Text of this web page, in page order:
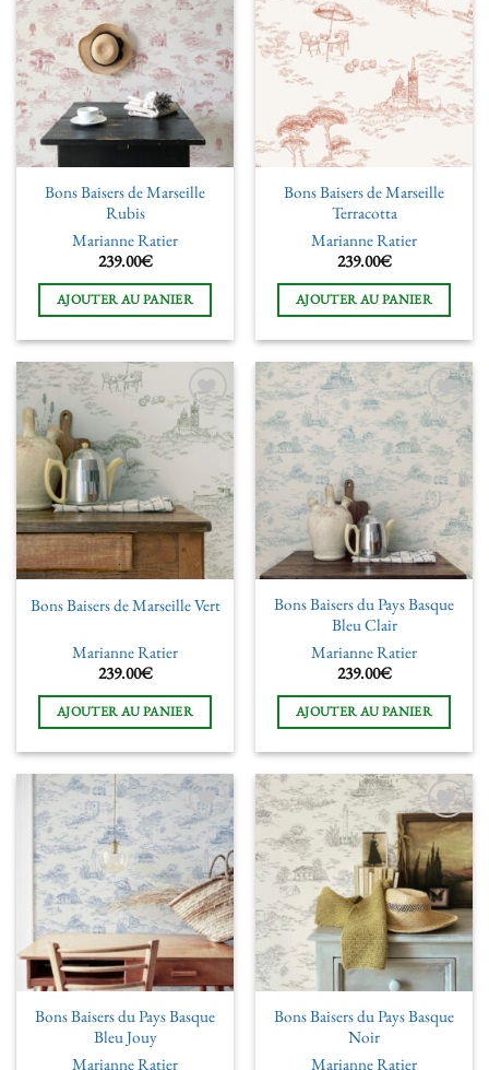
Ajouter
à la liste
de
souhaits
Bons Baisers de Marseille
Rubis
Marianne Ratier
239.00€
AJOUTER AU PANIER
Ajouter
souhaits
Bons Baisers de Marseille
Terracotta
Marianne Ratier
239.00€
AJOUTER AU PANIER
Ajouter
à la liste
souhaits
Bons Baisers de Marseille Vert
Marianne Ratier
239.00€
AJOUTER AU PANIER
Ajouter
à la liste
de
souhaits
Bons Baisers du Pays Basque
Bleu Clair
Marianne Ratier
239.00€
AJOUTER AU PANIER
Ajouter
à la liste
de
souhaits
Bons Baisers du Pays Basque
Bleu Jouy
Marianne Ratier
Ajouter
à la liste
de
souhaits
Bons Baisers du Pays Basque
Noir
Marianne Ratier